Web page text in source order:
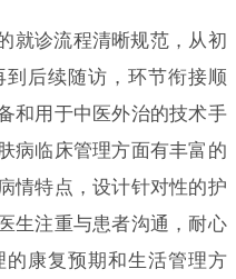
就诊流程清晰规范，从初
后续随访，环节衔接顺
和用于中医外治的技术手
病临床管理方面有丰富的
情特点，设计针对性的护
生注重与患者沟通，耐心
康复预期和生活管理方